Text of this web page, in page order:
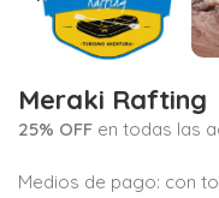
Meraki Rafting
25% OFF en todas las
Medios de pago: con